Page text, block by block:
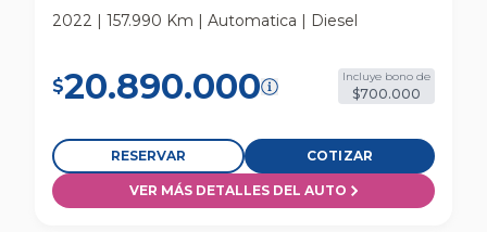
2022 | 157.990 Km | Automatica | Diesel
$20.890.000 Incluye bono de
$700.000
RESERVAR COTIZAR
VER MÁS DETALLES DEL AUTO